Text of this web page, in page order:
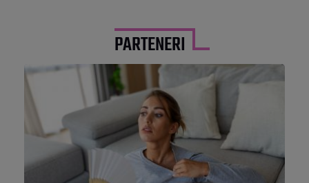
PARTENERI